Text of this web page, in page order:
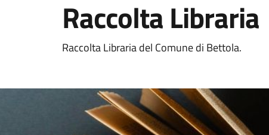
Raccolta Libraria
Raccolta Libraria del Comune di Bettola.